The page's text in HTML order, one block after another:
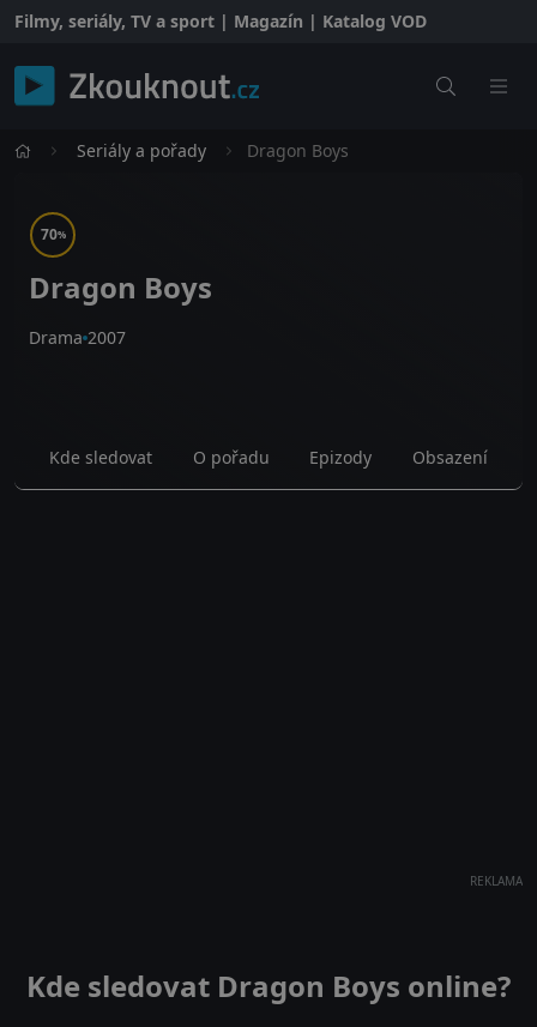
Filmy, seriály, TV a sport | Magazín | Katalog VOD
Seriály a pořady Dragon Boys
70%
Dragon Boys
Drama 2007
Kde sledovat O pořadu Epizody Obsazení
REKLAMA
Kde sledovat Dragon Boys online?